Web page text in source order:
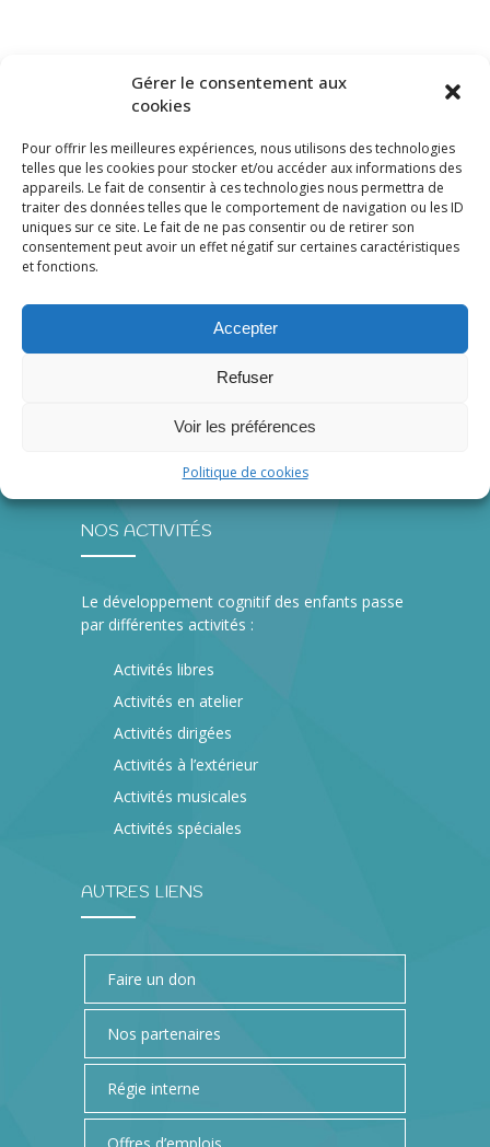
Gérer le consentement aux
cookies
Pour offrir les meilleures expériences, nous utilisons des technologies
telles que les cookies pour stocker et/ou accéder aux informations des
appareils. Le fait de consentir à ces technologies nous permettra de
traiter des données telles que le comportement de navigation ou les ID
uniques sur ce site. Le fait de ne pas consentir ou de retirer son
consentement peut avoir un effet négatif sur certaines caractéristiques
et fonctions.
Accepter
Refuser
Voir les préférences
Politique de cookies
À PROPOS
d’âge préscolaire (0-5 ans) des services de
garde éducatifs de qualité dans un
environnement sain et sécuritaire.
NOS ACTIVITÉS
Le développement cognitif des enfants passe
par différentes activités :
Activités libres
Activités en atelier
Activités dirigées
Activités à l’extérieur
Activités musicales
Activités spéciales
AUTRES LIENS
Faire un don
Nos partenaires
Régie interne